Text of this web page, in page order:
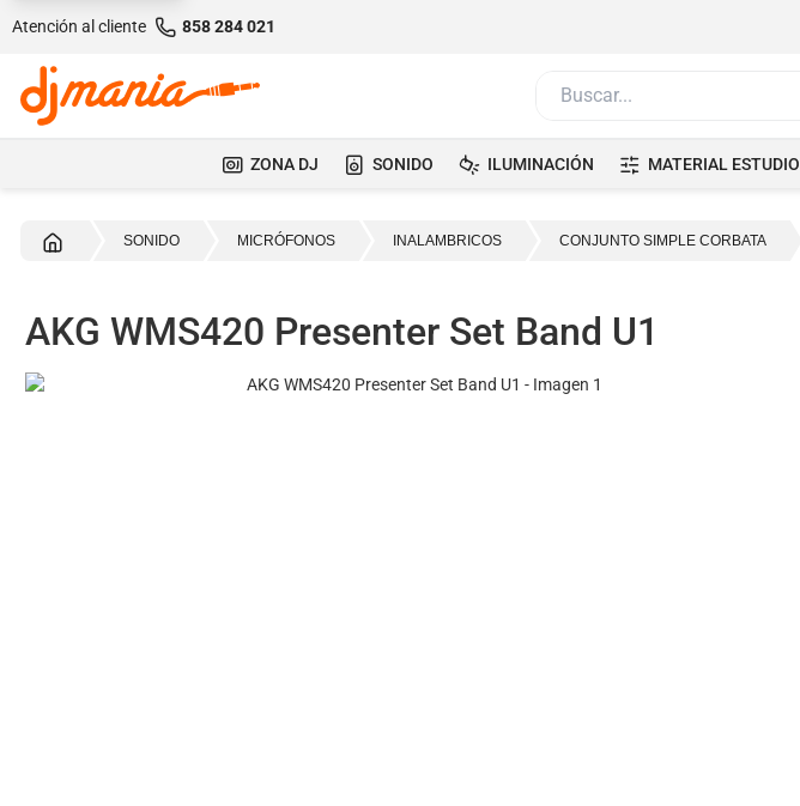
Atención al cliente 858 284 021
ZONA DJ SONIDO ILUMINACIÓN MATERIAL ESTUDIO
SONIDO MICRÓFONOS INALAMBRICOS CONJUNTO SIMPLE CORBATA
AKG WMS420 Presenter Set Band U1